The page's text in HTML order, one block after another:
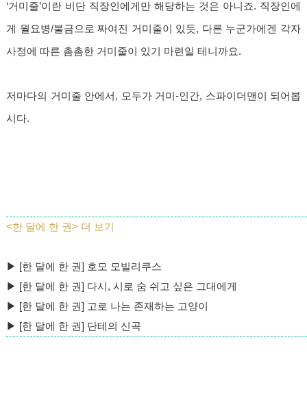
‘거미줄’이란 비단 직장인에게만 해당하는 것은 아니죠. 직장인에
게 월요병/불금으로 짜여진 거미줄이 있듯, 다른 누군가에겐 각자
사정에 따른 촘촘한 거미줄이 있기 마련일 테니까요.
저마다의 거미줄 안에서, 모두가 거미-인간, 스파이더맨이 되어봅
시다.
<한 달에 한 권> 더 보기
▶ [한 달에 한 권] 호모 모빌리쿠스
▶ [한 달에 한 권] 다시, 시로 숨 쉬고 싶은 그대에게
▶ [한 달에 한 권] 고로 나는 존재하는 고양이
▶ [한 달에 한 권] 단테의 신곡